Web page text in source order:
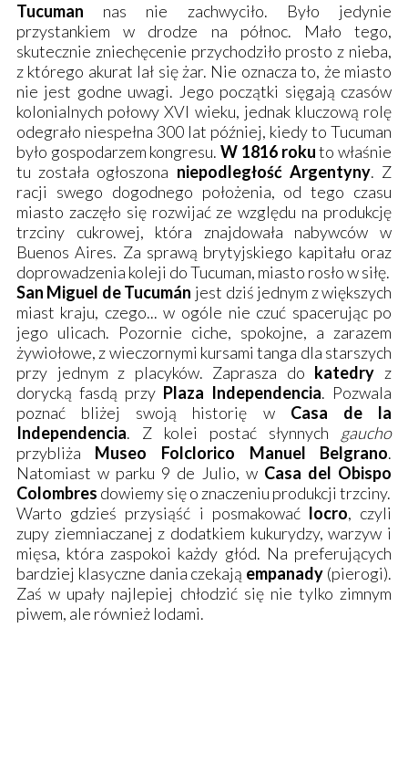
Tucuman nas nie zachwyciło. Było jedynie
przystankiem w drodze na północ. Mało tego,
skutecznie zniechęcenie przychodziło prosto z nieba,
z którego akurat lał się żar. Nie oznacza to, że miasto
nie jest godne uwagi. Jego początki sięgają czasów
kolonialnych połowy XVI wieku, jednak kluczową rolę
odegrało niespełna 300 lat później, kiedy to Tucuman
było gospodarzem kongresu.W 1816 rokuto właśnie
tu została ogłoszona niepodległość Argentyny. Z
racji swego dogodnego położenia, od tego czasu
miasto zaczęło się rozwijać ze względu na produkcję
trzciny cukrowej, która znajdowała nabywców w
Buenos Aires. Za sprawą brytyjskiego kapitału oraz
doprowadzenia koleji do Tucuman, miasto rosło w siłę.
San Miguel de Tucumán jest dziś jednym z większych
miast kraju, czego... w ogóle nie czuć spacerując po
jego ulicach. Pozornie ciche, spokojne, a zarazem
żywiołowe, z wieczornymi kursami tanga dla starszych
przy jednym z placyków. Zaprasza do katedry z
dorycką fasdą przy Plaza Independencia. Pozwala
poznać bliżej swoją historię wCasa de la
Independencia. Z kolei postać słynnych gaucho
przybliża Museo Folclorico Manuel Belgrano.
Natomiast w parku 9 de Julio, wCasa del Obispo
Colombres dowiemy się o znaczeniu produkcji trzciny.
Warto gdzieś przysiąść i posmakować locro, czyli
zupy ziemniaczanej z dodatkiem kukurydzy, warzyw i
mięsa, która zaspokoi każdy głód. Na preferujących
bardziej klasyczne dania czekają empanady (pierogi).
Zaś w upały najlepiej chłodzić się nie tylko zimnym
piwem, ale również lodami.